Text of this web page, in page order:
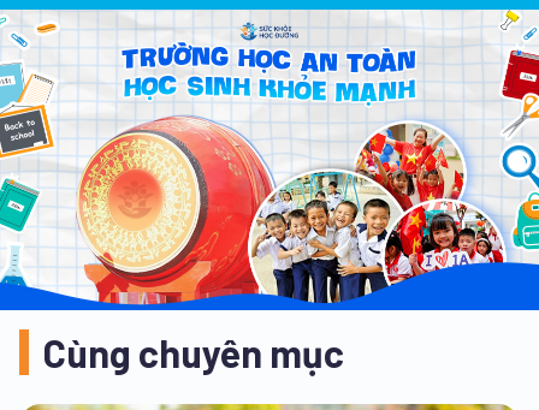
Cùng chuyên mục